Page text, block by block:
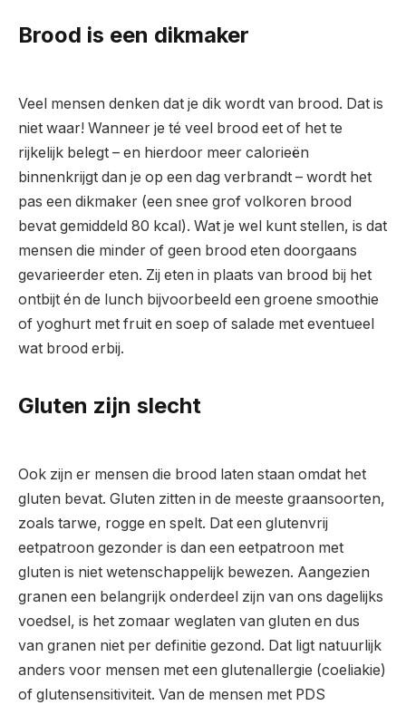
Brood is een dikmaker
Veel mensen denken dat je dik wordt van brood. Dat is
niet waar! Wanneer je té veel brood eet of het te
rijkelijk belegt – en hierdoor meer calorieën
binnenkrijgt dan je op een dag verbrandt – wordt het
pas een dikmaker (een snee grof volkoren brood
bevat gemiddeld 80 kcal). Wat je wel kunt stellen, is dat
mensen die minder of geen brood eten doorgaans
gevarieerder eten. Zij eten in plaats van brood bij het
ontbijt én de lunch bijvoorbeeld een groene smoothie
of yoghurt met fruit en soep of salade met eventueel
wat brood erbij.
Gluten zijn slecht
Ook zijn er mensen die brood laten staan omdat het
gluten bevat. Gluten zitten in de meeste graansoorten,
zoals tarwe, rogge en spelt. Dat een glutenvrij
eetpatroon gezonder is dan een eetpatroon met
gluten is niet wetenschappelijk bewezen. Aangezien
granen een belangrijk onderdeel zijn van ons dagelijks
voedsel, is het zomaar weglaten van gluten en dus
van granen niet per definitie gezond. Dat ligt natuurlijk
anders voor mensen met een glutenallergie (coeliakie)
of glutensensitiviteit. Van de mensen met PDS